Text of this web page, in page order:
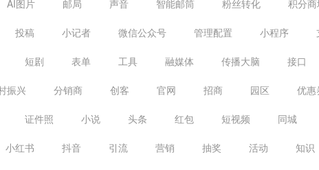
AI图片 邮局 声音 智能邮筒 粉丝转化 积分
投稿 小记者 微信公众号 管理配置 小程序
短剧 表单 工具 融媒体 传播大脑 接口
振兴 分销商 创客 官网 招商 园区 优惠
证件照 小说 头条 红包 短视频 同城
小红书 抖音 引流 营销 抽奖 活动 知识